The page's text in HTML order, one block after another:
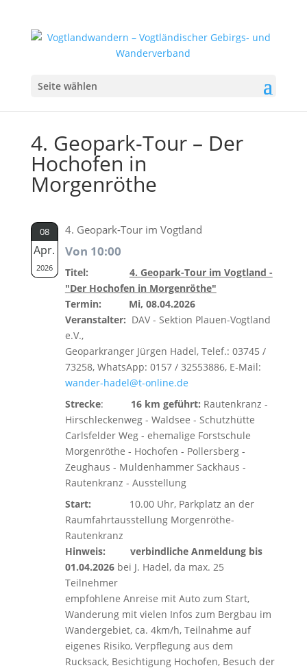
Seite wählen
4. Geopark-Tour – Der
Hochofen in
Morgenröthe
08
Apr.
2026
4. Geopark-Tour im Vogtland
Von 10:00
Titel: 4. Geopark-Tour im Vogtland -
"Der Hochofen in Morgenröthe"
Termin:
Mi, 08.04.2026
Veranstalter: DAV - Sektion Plauen-Vogtland
e.V.,
Geoparkranger Jürgen Hadel, Telef.: 03745 /
73258, WhatsApp: 0157 / 32553886, E-Mail:
wander-hadel@t-online.de
Strecke: 16 km geführt: Rautenkranz -
Hirschleckenweg - Waldsee - Schutzhütte
Carlsfelder Weg - ehemalige Forstschule
Morgenröthe - Hochofen - Pollersberg -
Zeughaus - Muldenhammer Sackhaus -
Rautenkranz - Ausstellung
Start: 10.00 Uhr, Parkplatz an der
Raumfahrtausstellung Morgenröthe-
Rautenkranz
Hinweis:
verbindliche Anmeldung bis
01.04.2026bei J. Hadel, da max. 25
Teilnehmer
empfohlene Anreise mit Auto zum Start,
Wanderung mit vielen Infos zum Bergbau im
Wandergebiet, ca. 4km/h, Teilnahme auf
eigenes Risiko, Verpflegung aus dem
Rucksack, Besichtigung Hochofen, Besuch der